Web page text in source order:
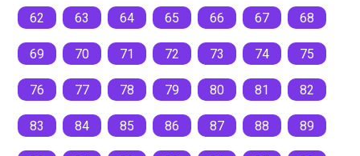
62 63 64 65 66 67 68
69 70 71 72 73 74 75
76 77 78 79 80 81 82
83 84 85 86 87 88 89